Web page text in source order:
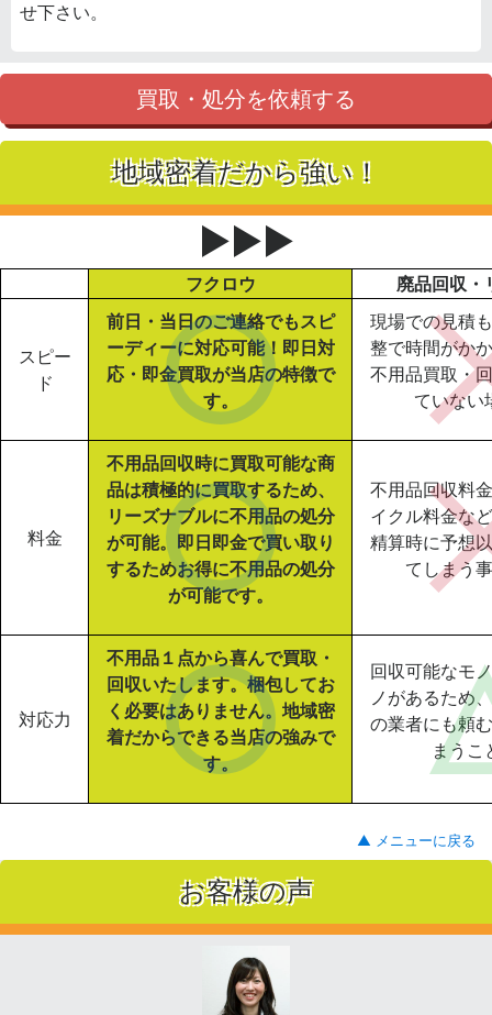
せ下さい。
買取・処分を依頼する
地域密着だから強い！
▶▶▶
フクロウ 廃品回収・
スピー
ド
前日・当日のご連絡でもスピ
ーディーに対応可能！即日対
応・即金買取が当店の特徴で
す。
現場での見積
整で時間がか
不用品買取・
ていない
料金
不用品回収時に買取可能な商
品は積極的に買取するため、
リーズナブルに不用品の処分
が可能。即日即金で買い取り
するためお得に不用品の処分
が可能です。
不用品回収料
イクル料金な
精算時に予想
てしまう
対応力
不用品１点から喜んで買取・
回収いたします。梱包してお
く必要はありません。地域密
着だからできる当店の強みで
す。
回収可能なモ
ノがあるため
の業者にも頼
まうこ
▲ メニューに戻る
お客様の声